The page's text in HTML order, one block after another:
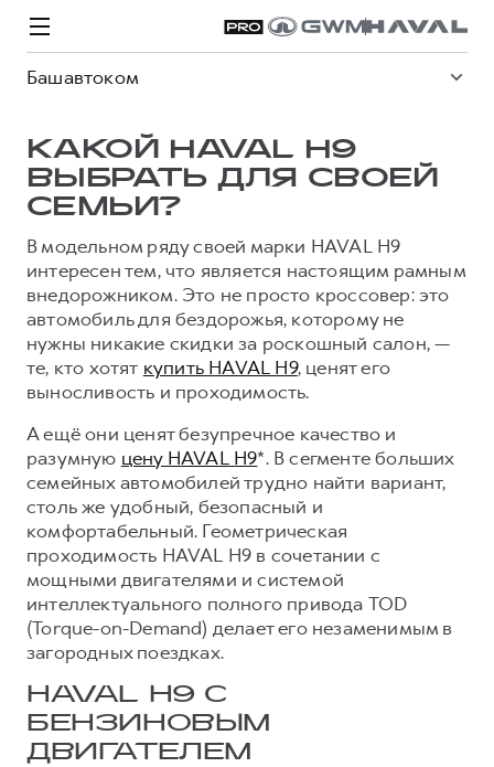
Башавтоком
от 2 499 000 ₽ от 4 049 000 ₽
H7
от 3 799 000 ₽
H9
от 4 799 000 ₽
ВЫБОР И ПОКУПКА
Автомобили в наличии
Конфигуратор HAVAL
Аксессуары HAVAL
Каталоги и прайс-листы
Программа «HAVAL Защита+»
Тест-драйв
Трейд-ин
КРЕДИТ И СТРАХОВАНИЕ
Страхование
Кредит
СЕРВИС
Все о сервисе
Запись на сервис
Моторное масло
Стоимость ТО
СЕРВИСНОЕ ОБСЛУЖИВАНИЕ
Нулевое ТО
Программа «Помощь на дороге»
Регламенты технического обслуживания
СПЕЦПРЕДЛОЖЕНИЯ
Покупателям
Владельцам
БРЕНД HAVAL
О бренде
Новости
О GWM
ИНФОРМАЦИЯ О ДИЛЕРЕ
О дилере
Наша команда
Контакты
КАКОЙ HAVAL H9
ВЫБРАТЬ ДЛЯ СВОЕЙ
СЕМЬИ?
В модельном ряду своей марки HAVAL H9
интересен тем, что является настоящим рамным
внедорожником. Это не просто кроссовер: это
автомобиль для бездорожья, которому не
нужны никакие скидки за роскошный салон, —
те, кто хотят купить HAVAL H9, ценят его
выносливость и проходимость.
А ещё они ценят безупречное качество и
разумную цену HAVAL H9*. В сегменте больших
семейных автомобилей трудно найти вариант,
столь же удобный, безопасный и
комфортабельный. Геометрическая
проходимость HAVAL H9 в сочетании с
мощными двигателями и системой
интеллектуального полного привода TOD
(Torque-on-Demand) делает его незаменимым в
загородных поездках.
HAVAL H9 С
БЕНЗИНОВЫМ
ДВИГАТЕЛЕМ